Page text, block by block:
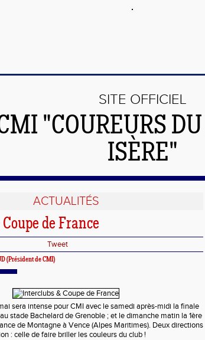
SITE OFFICIEL
"COUREURS
ISÈRE"
ACTUALITÉS
de France
Tweet
(Président de CMI)
sera intense pour CMI avec le samedi après-midi la finale
stade Bachelard de Grenoble ; et le dimanche matin la 1ère
de Montagne à Vence (Alpes Maritimes). Deux directions
: celle de faire briller les couleurs du club !